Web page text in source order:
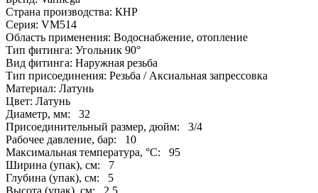
Страна производства: КНР
Серия: VM514
Область применения: Водоснабжение, отопление
Тип фитинга: Угольник 90°
Вид фитинга: Наружная резьба
Тип присоединения: Резьба / Аксиальная запрессовка
Материал: Латунь
Цвет: Латунь
Диаметр, мм: 32
Присоединительный размер, дюйм: 3/4
Рабочее давление, бар: 10
Максимальная температура, °С: 95
Ширина (упак), см: 7
Глубина (упак), см: 5
Высота (упак), см: 2.5